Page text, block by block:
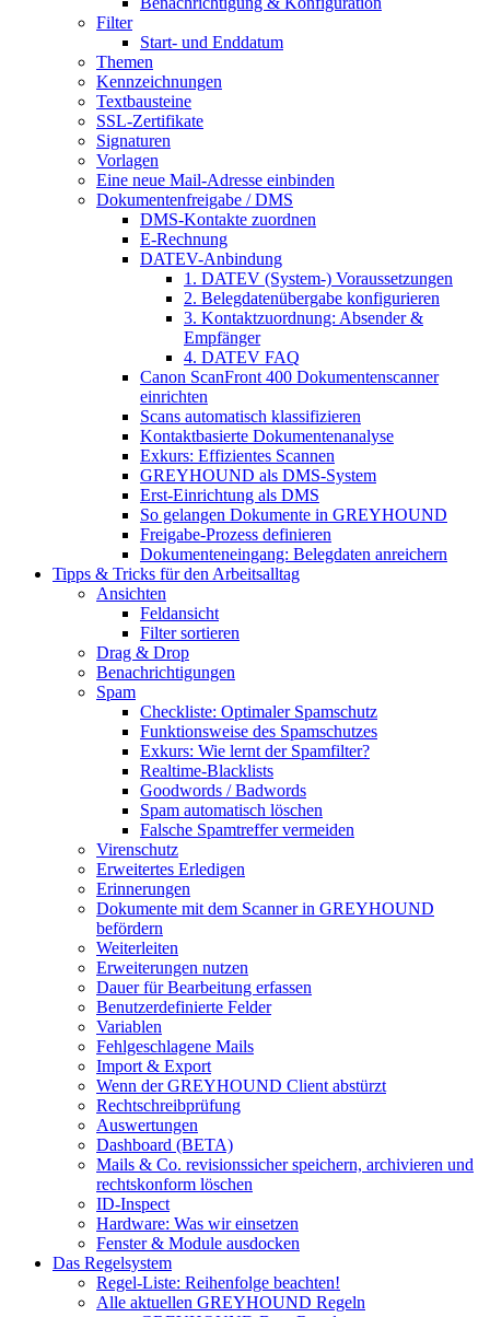
Filter
Start- und Enddatum
Themen
Kennzeichnungen
Textbausteine
SSL-Zertifikate
Signaturen
Vorlagen
Eine neue Mail-Adresse einbinden
Dokumentenfreigabe / DMS
DMS-Kontakte zuordnen
E-Rechnung
DATEV-Anbindung
1. DATEV (System-) Voraussetzungen
2. Belegdatenübergabe konfigurieren
3. Kontaktzuordnung: Absender &
Empfänger
4. DATEV FAQ
Canon ScanFront 400 Dokumentenscanner
einrichten
Scans automatisch klassifizieren
Kontaktbasierte Dokumentenanalyse
Exkurs: Effizientes Scannen
GREYHOUND als DMS-System
Erst-Einrichtung als DMS
So gelangen Dokumente in GREYHOUND
Freigabe-Prozess definieren
Dokumenteneingang: Belegdaten anreichern
Tipps & Tricks für den Arbeitsalltag
Ansichten
Feldansicht
Filter sortieren
Drag & Drop
Benachrichtigungen
Spam
Checkliste: Optimaler Spamschutz
Funktionsweise des Spamschutzes
Exkurs: Wie lernt der Spamfilter?
Realtime-Blacklists
Goodwords / Badwords
Spam automatisch löschen
Falsche Spamtreffer vermeiden
Virenschutz
Erweitertes Erledigen
Erinnerungen
Dokumente mit dem Scanner in GREYHOUND
befördern
Weiterleiten
Erweiterungen nutzen
Dauer für Bearbeitung erfassen
Benutzerdefinierte Felder
Variablen
Fehlgeschlagene Mails
Import & Export
Wenn der GREYHOUND Client abstürzt
Rechtschreibprüfung
Auswertungen
Dashboard (BETA)
Mails & Co. revisionssicher speichern, archivieren und
rechtskonform löschen
ID-Inspect
Hardware: Was wir einsetzen
Fenster & Module ausdocken
Das Regelsystem
Regel-Liste: Reihenfolge beachten!
Alle aktuellen GREYHOUND Regeln